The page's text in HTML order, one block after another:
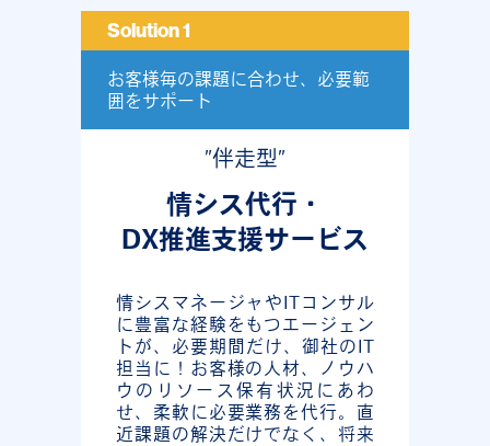
Solution 1
お客様毎の課題に合わせ、必要範
囲をサポート
”伴走型”
情シス代行・
DX推進支援サービス
情シスマネージャやITコンサル
に豊富な経験をもつエージェン
トが、必要期間だけ、御社のIT
担当に！お客様の人材、ノウハ
ウのリソース保有状況にあわ
せ、柔軟に必要業務を代行。直
近課題の解決だけでなく、将来